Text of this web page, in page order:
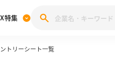
特集
トリーシート一覧